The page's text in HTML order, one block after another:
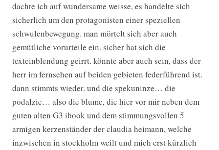
dachte ich auf wundersame weisse, es handelte sich
sicherlich um den protagonisten einer speziellen
schwulenbewegung. man mörtelt sich aber auch
gemütliche vorurteile ein. sicher hat sich die
texteinblendung geirrt. könnte aber auch sein, dass der
herr im fernsehen auf beiden gebieten federführend ist.
dann stimmts wieder. und die spekuninze… die
podalzie… also die blume, die hier vor mir neben dem
guten alten G3 ibook und dem stimmungsvollen 5
armigen kerzenständer der claudia heimann, welche
inzwischen in stockholm weilt und mich erst kürzlich